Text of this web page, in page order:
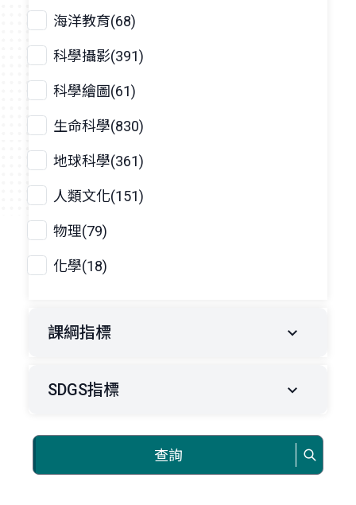
海洋教育(68)
科學攝影(391)
科學繪圖(61)
生命科學(830)
地球科學(361)
人類文化(151)
物理(79)
化學(18)
課綱指標
SDGS指標
查詢